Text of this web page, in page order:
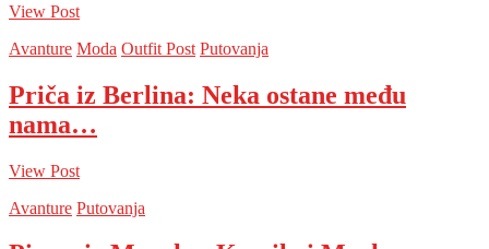
View Post
Avanture Moda Outfit Post Putovanja
Priča iz Berlina: Neka ostane među
nama…
View Post
Avanture Putovanja